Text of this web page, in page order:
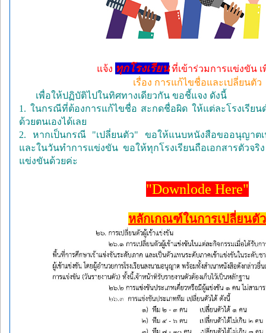
แจ้ง ทุกโรงเรียนที่เข้าร่วมการแข่งขัน เ
เรื่อง การแก้ไขชื่อและเปลี่ยนตัว
เพื่อให้ปฏิบัติไปในทิศทางเดียวกัน ขอชี้แจง ดังนี้
1. ในกรณีที่ต้องการแก้ไขชื่อ สะกดชื่อผิด ให้แต่ละโรงเรียน
ด้วยตนเองได้เลย
2. หากเป็นกรณี "เปลี่ยนตัว" ขอให้แนบหนังสือขออนุญาตเ
และในวันทำการแข่งขัน ขอให้ทุกโรงเรียนถือเอกสารตัวจริ
แข่งขันด้วยค่ะ
"Downlode Here"
หลักเกณฑ์ในการเปลี่ยนตัว